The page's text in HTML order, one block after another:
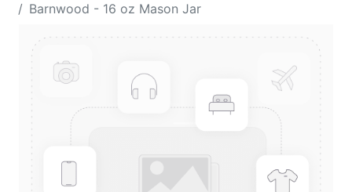
Barnwood - 16 oz Mason Jar